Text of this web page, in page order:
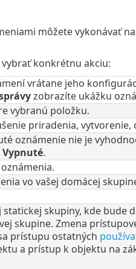
môžete vykonávať
konkrétnu akciu:
vrátane jeho
zobrazíte ukážku
vybranú položku.
priradenia, vytvorenie,
oznámenie nie je
Vypnuté.
vo vašej domácej
skupiny, kde bude
skupine. Zmena
prístupu ostatných
a prístup k objektu na